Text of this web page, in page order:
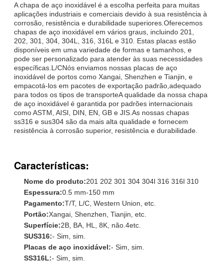
A chapa de aço inoxidável é a escolha perfeita para muitas
aplicações industriais e comerciais devido à sua resistência à
corrosão, resistência e durabilidade superiores.Oferecemos
chapas de aço inoxidável em vários graus, incluindo 201,
202, 301, 304, 304L, 316, 316L e 310. Estas placas estão
disponíveis em uma variedade de formas e tamanhos, e
pode ser personalizado para atender às suas necessidades
específicas.L/CNós enviamos nossas placas de aço
inoxidável de portos como Xangai, Shenzhen e Tianjin, e
empacotá-los em pacotes de exportação padrão,adequado
para todos os tipos de transporteA qualidade da nossa chapa
de aço inoxidável é garantida por padrões internacionais
como ASTM, AISI, DIN, EN, GB e JIS.As nossas chapas
ss316 e sus304 são da mais alta qualidade e fornecem
resistência à corrosão superior, resistência e durabilidade.
Características:
Nome do produto:201 202 301 304 304l 316 316l 310
Espessura:0.5 mm-150 mm
Pagamento:T/T, L/C, Western Union, etc.
Portão:Xangai, Shenzhen, Tianjin, etc.
Superfície:2B, BA, HL, 8K, não.4etc.
SUS316:- Sim, sim.
Placas de aço inoxidável:- Sim, sim.
SS316L:- Sim, sim.